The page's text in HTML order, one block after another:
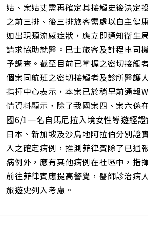
姑、案姑丈需再確定其接觸史後決定
之前三排、後三排旅客需處以自主健
如出現類流感症狀，應立即通知衛生
請求協助就醫。巴士旅客及計程車司
予調查。截至目前已掌握之密切接觸
個案同航班之密切接觸者及診所醫護
指揮中心表示，本案已於稍早前通報
情資料顯示，除了我國案四、案六係
國6/1一名自馬尼拉入境女性導遊經
日本、新加坡及沙烏地阿拉伯分別證
入之確定病例，推測菲律賓除了已通
病例外，應有其他病例在社區中，指
前往菲律賓應提高警覺，醫師診治病
旅遊史列入考慮。